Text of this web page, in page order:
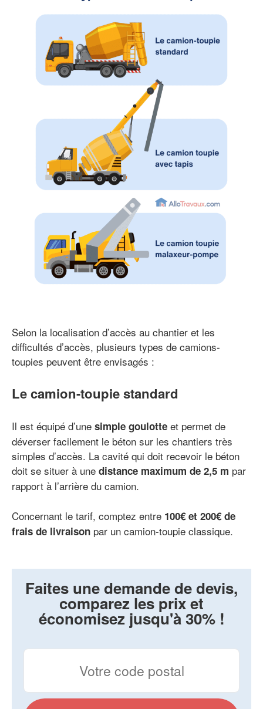
Selon la localisation d’accès au chantier et les
difficultés d’accès, plusieurs types de camions-
toupies peuvent être envisagés :
Le camion-toupie standard
Il est équipé d’une simple goulotte et permet de
déverser facilement le béton sur les chantiers très
simples d’accès. La cavité qui doit recevoir le béton
doit se situer à une distance maximum de 2,5 m par
rapport à l’arrière du camion.
Concernant le tarif, comptez entre 100€ et 200€ de
frais de livraison par un camion-toupie classique.
Faites une demande de devis,
comparez les prix et
économisez jusqu'à 30% !